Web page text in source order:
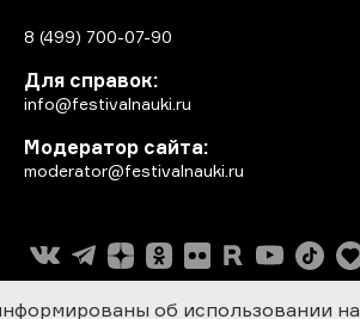
8 (499) 700-07-90
Для справок:
info@festivalnauki.ru
Модератор сайта:
moderator@festivalnauki.ru
об использовании на